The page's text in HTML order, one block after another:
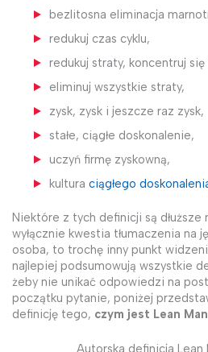
bezlitosna eliminacja
redukuj czas cyklu,
redukuj straty, koncentruj się
eliminuj wszystkie straty,
zysk, zysk i jeszcze raz zysk,
stałe, ciągłe doskonalenie,
uczyń firmę zyskowną,
kulturaciągłego
Niektóre z tych definicji są dłuższe
wyłącznie kwestia tłumaczenia na
osoba, to trochę inny punkt
najlepiej podsumowują wszystkie
żeby nie unikać odpowiedzi na
początku pytanie, poniżej
definicję tego, czym jest Lean
Autorska definicja Lean